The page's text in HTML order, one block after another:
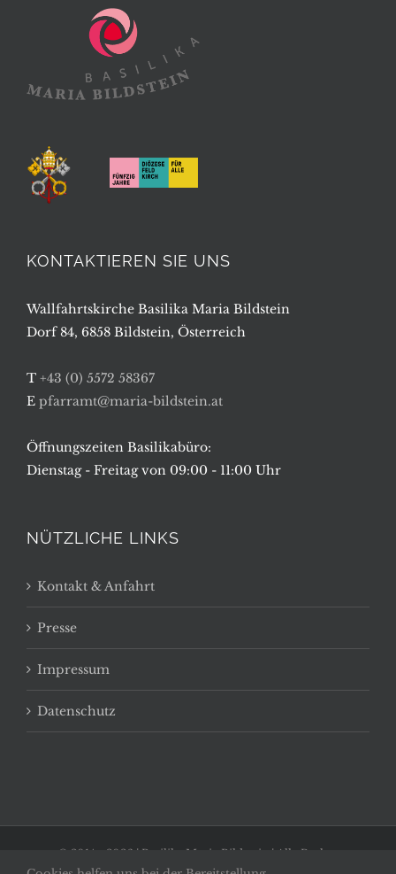
KONTAKTIEREN SIE UNS
Wallfahrtskirche Basilika Maria Bildstein
Dorf 84, 6858 Bildstein, Österreich
T +43 (0) 5572 58367
E pfarramt@maria-bildstein.at
Öffnungszeiten Basilikabüro:
Dienstag - Freitag von 09:00 - 11:00 Uhr
NÜTZLICHE LINKS
Kontakt & Anfahrt
Presse
Impressum
Datenschutz
© 2014 - 2026 | Basilika Maria Bildstein | Alle Rechte